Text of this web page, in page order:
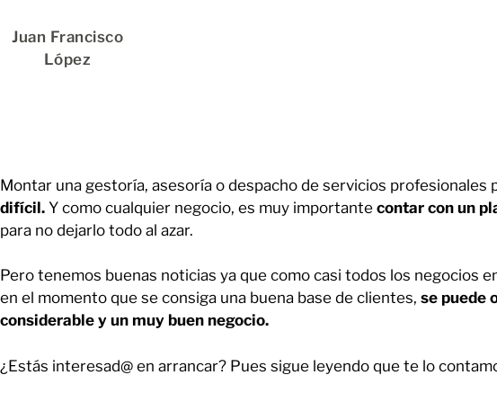
Juan Francisco
López
Montar una gestoría, asesoría o despacho de servicios profesionales
difícil. Y como cualquier negocio, es muy importante contar con un
para no dejarlo todo al azar.
Pero tenemos buenas noticias ya que como casi todos los negocios
en el momento que se consiga una buena base de clientes, se puede
considerable y un muy buen negocio.
¿Estás interesad@ en arrancar? Pues sigue leyendo que te lo